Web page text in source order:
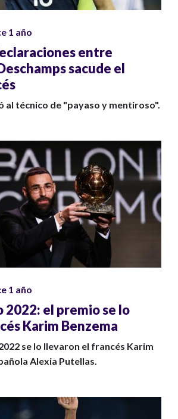
1 año
entre
sacude el
al técnico de "payaso y mentiroso".
1 año
2022: el premio se lo
Karim Benzema
se lo llevaron el francés Karim
Alexia Putellas.